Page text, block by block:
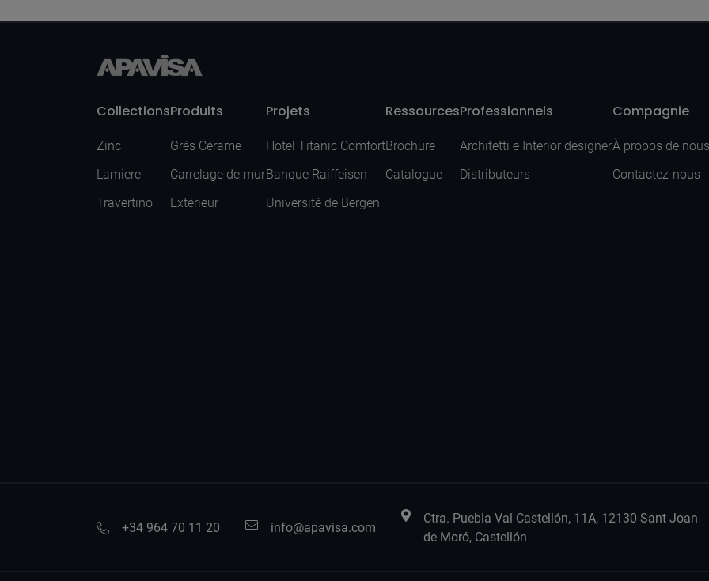
Collections
Zinc
Lamiere
Travertino
Produits
Grés Cérame
Carrelage de mur
Extérieur
Projets
Hotel Titanic Comfort
Banque Raiffeisen
Université de Bergen
Ressources
Brochure
Catalogue
Professionnels
Architetti e Interior designer
Distributeurs
Compagnie
À propos de nous
Contactez-nous
+34 964 70 11 20 info@apavisa.com
Ctra. Puebla Val Castellón, 11A, 12130 Sant Joan
de Moró, Castellón